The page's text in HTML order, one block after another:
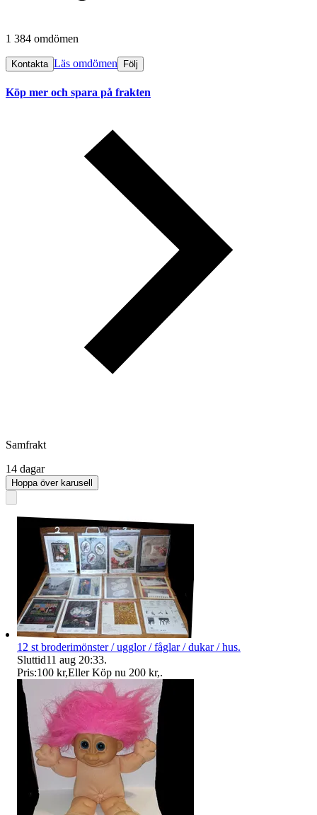
1 384 omdömen
Kontakta Läs omdömen Följ
Köp mer och spara på frakten
Samfrakt
14 dagar
Hoppa över karusell
12 st broderimönster / ugglor / fåglar / dukar / hus.
Sluttid11 aug 20:33.
Pris:100 kr,Eller Köp nu 200 kr,.